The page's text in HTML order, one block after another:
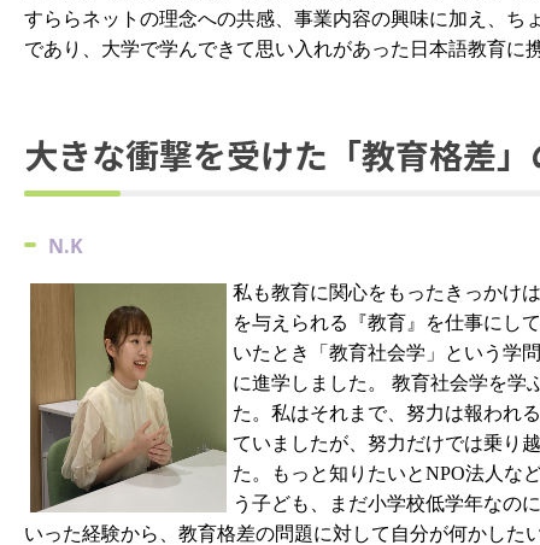
すららネットの理念への共感、事業内容の興味に加え、
であり、大学で学んできて思い入れがあった日本語教育に
大きな衝撃を受けた「教育格差
N.K
私も教育に関心をもったきっかけ
を与えられる『教育』を仕事にし
いたとき「教育社会学」という学
に進学しました。 教育社会学を学
た。私はそれまで、努力は報われ
ていましたが、努力だけでは乗り
た。もっと知りたいとNPO法人な
う子ども、まだ小学校低学年なの
いった経験から、教育格差の問題に対して自分が何かした